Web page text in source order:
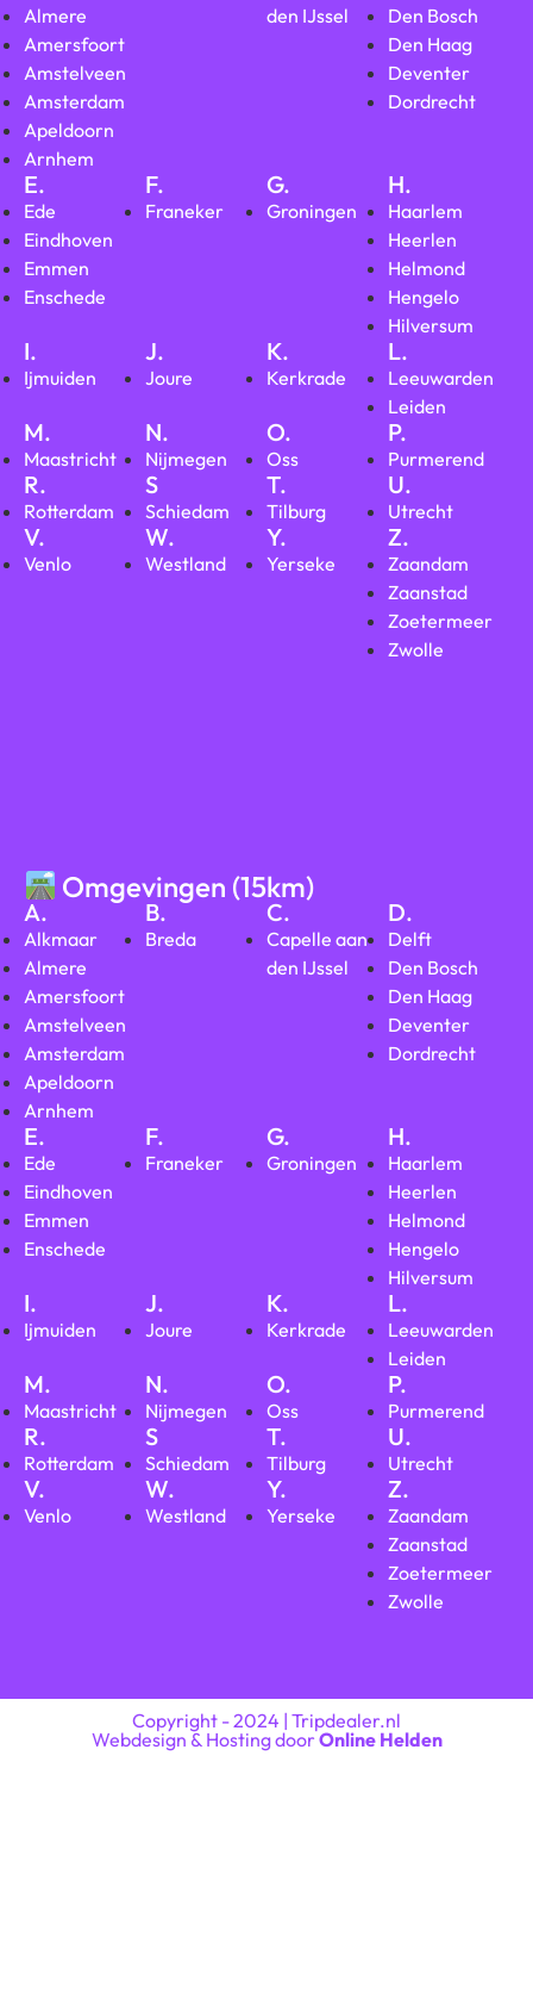
Almere
Amersfoort
Amstelveen
Amsterdam
Apeldoorn
Arnhem
den IJssel
Den Bosch
Den Haag
Deventer
Dordrecht
E.
Ede
Eindhoven
Emmen
Enschede
F.
Franeker
G.
Groningen
H.
Haarlem
Heerlen
Helmond
Hengelo
Hilversum
I.
Ijmuiden
J.
Joure
K.
Kerkrade
L.
Leeuwarden
Leiden
M.
Maastricht
N.
Nijmegen
O.
Oss
P.
Purmerend
R.
Rotterdam
S
Schiedam
T.
Tilburg
U.
Utrecht
V.
Venlo
W.
Westland
Y.
Yerseke
Z.
Zaandam
Zaanstad
Zoetermeer
Zwolle
Omgevingen (15km)
A.
Alkmaar
Almere
Amersfoort
Amstelveen
Amsterdam
Apeldoorn
Arnhem
B.
Breda
C.
Capelle aan
den IJssel
D.
Delft
Den Bosch
Den Haag
Deventer
Dordrecht
E.
Ede
Eindhoven
Emmen
Enschede
F.
Franeker
G.
Groningen
H.
Haarlem
Heerlen
Helmond
Hengelo
Hilversum
I.
Ijmuiden
J.
Joure
K.
Kerkrade
L.
Leeuwarden
Leiden
M.
Maastricht
N.
Nijmegen
O.
Oss
P.
Purmerend
R.
Rotterdam
S
Schiedam
T.
Tilburg
U.
Utrecht
V.
Venlo
W.
Westland
Y.
Yerseke
Z.
Zaandam
Zaanstad
Zoetermeer
Zwolle
Copyright - 2024 | Tripdealer.nl
Webdesign & Hosting doorOnline Helden